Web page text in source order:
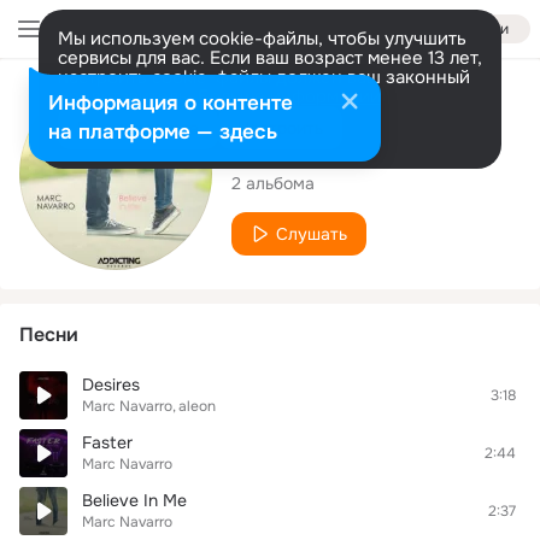
Войти
Мы используем cookie-файлы, чтобы улучшить
сервисы для вас. Если ваш возраст менее 13 лет,
настроить cookie-файлы должен ваш законный
представитель. Больше информации
Разрешить все Настроить
Исполнитель
Marc Navarro
2 альбома
Слушать
Песни
Desires
Marc Navarro aleon
3:18
Faster
Marc Navarro
2:44
Believe In Me
Marc Navarro
2:37
Информация о контенте
на платформе — здесь